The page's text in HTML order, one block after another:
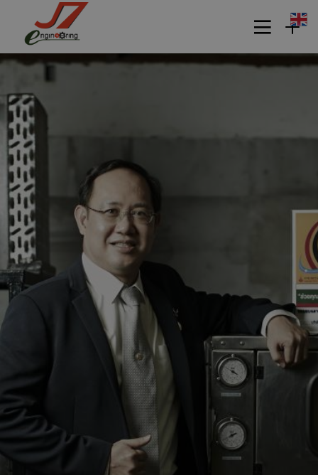
กรกฎาคม
2017
ประหยัดพลังงาน
กรกฎาคม
รักษ์โลกกับฉลากเบอร์ 5
HEAT PUMP นวัตกรรมรักษ์
โลก
11
อีโคเทคลุยอาเซียน ชู “เครื่อง
ทำน้ำร้อน”แบรนด์ไทย